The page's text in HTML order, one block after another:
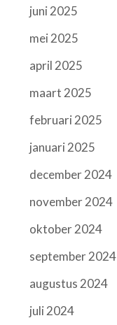
juni 2025
mei 2025
april 2025
maart 2025
februari 2025
januari 2025
december 2024
november 2024
oktober 2024
september 2024
augustus 2024
juli 2024